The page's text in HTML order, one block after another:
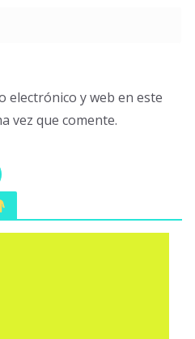
electrónico y web en este
vez que comente.